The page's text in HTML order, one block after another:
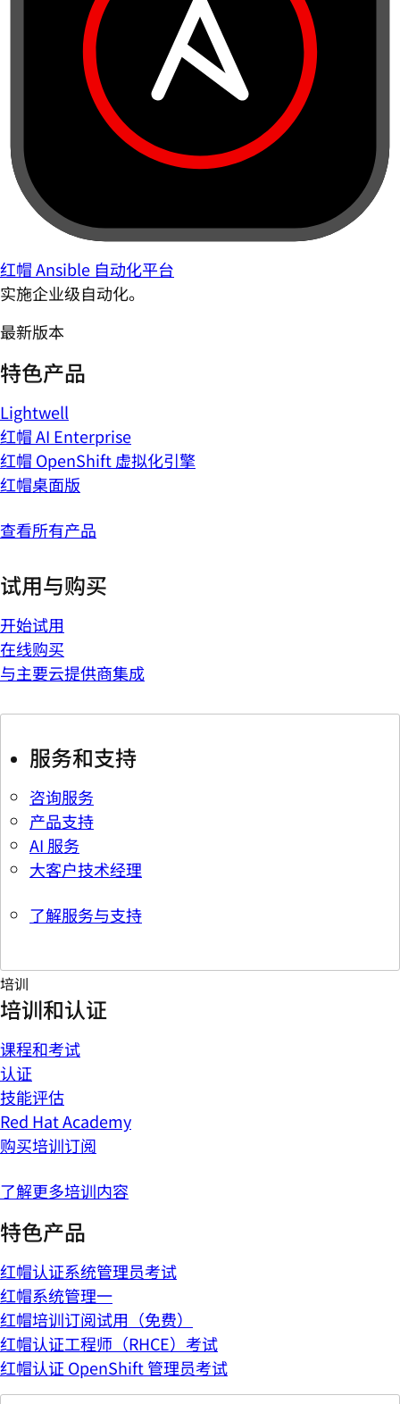
红帽 Ansible 自动化平台
实施企业级自动化。
最新版本
特色产品
Lightwell
红帽 AI Enterprise
红帽 OpenShift 虚拟化引擎
红帽桌面版
查看所有产品
试用与购买
开始试用
在线购买
与主要云提供商集成
服务和支持
咨询服务
产品支持
AI 服务
大客户技术经理
了解服务与支持
培训
培训和认证
课程和考试
认证
技能评估
Red Hat Academy
购买培训订阅
了解更多培训内容
特色产品
红帽认证系统管理员考试
红帽系统管理一
红帽培训订阅试用（免费）
红帽认证工程师（RHCE）考试
红帽认证 OpenShift 管理员考试